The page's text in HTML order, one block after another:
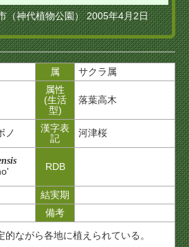
（神代植物公園） 2005年4月2日
属 サクラ属
属性
(生活
型)
落葉高木
ノ
漢字表
記
河津桜
RDB
結実期
備考
的ながら各地に植えられている。